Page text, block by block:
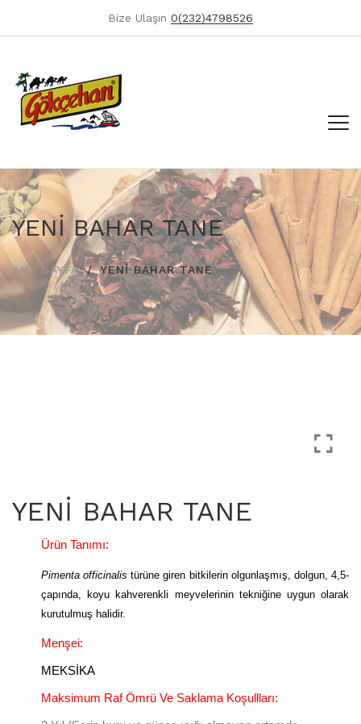
Bize Ulaşın 0(232)4798526
YENİ BAHAR TANE
ANA SAYFA YENİ BAHAR TANE
YENİ BAHAR TANE
Ürün Tanımı:
Pimenta officinalistürüne giren bitkilerin olgunlaşmış, dolgun, 4,5-
çapında, koyu kahverenkli meyvelerinin tekniğine uygun olarak
kurutulmuş halidir.
Menşei:
MEKSİKA
Maksimum Raf Ömrü Ve Saklama Koşullları: